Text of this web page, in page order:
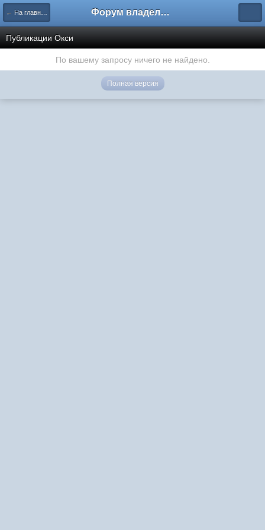
← На главную Форум владельцев интернет-магазинов
Публикации Окси
По вашему запросу ничего не найдено.
Полная версия